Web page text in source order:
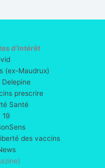
d’intérêt
(ex-Maudrux)
prescrire
Santé
19
des vaccins